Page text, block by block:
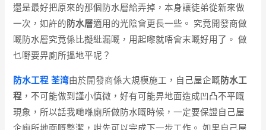
還是最好把原來的那個防水層給弄掉，本身讓徒弟從新來做
一次，如許的防水層適用的光陰會更長一些。 究竟開發商做
嘅防水層究竟係比擬紕漏嘅，用起嚟就唔會末嘅好用了。 做
乜嘢要畀廁所搵地平呢？
防水工程 荃湾由於開發商係大規模施工，自己屋企嘅防水工
程 ，不可能做到謹小慎微，好有可能畀地面造成凹凸不平嘅
現象，所以話我哋喺廁所做防水嘅時候，一定要保證自己屋